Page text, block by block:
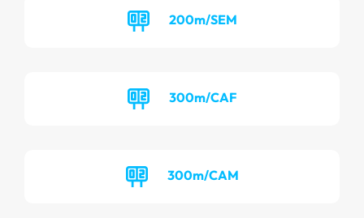
200m/SEM
300m/CAF
300m/CAM